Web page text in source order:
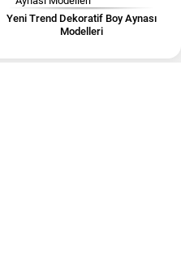
Yeni Trend Dekoratif Boy Aynası
Modelleri